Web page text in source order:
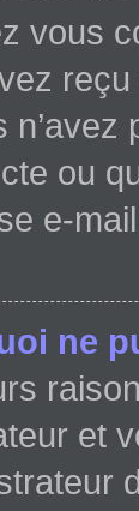
vous
n’avez
ou
e-
ne
et